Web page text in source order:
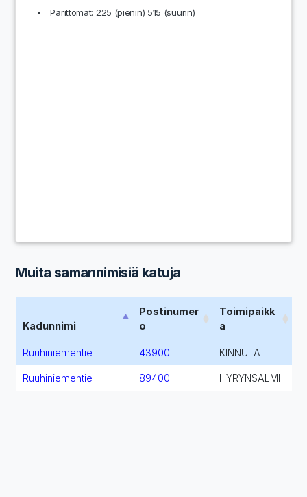
Parittomat: 225 (pienin) 515 (suurin)
Muita samannimisiä katuja
Kadunnimi
Postinumer
o
Toimipaikk
a
Ruuhiniementie 43900 KINNULA
Ruuhiniementie 89400 HYRYNSALMI